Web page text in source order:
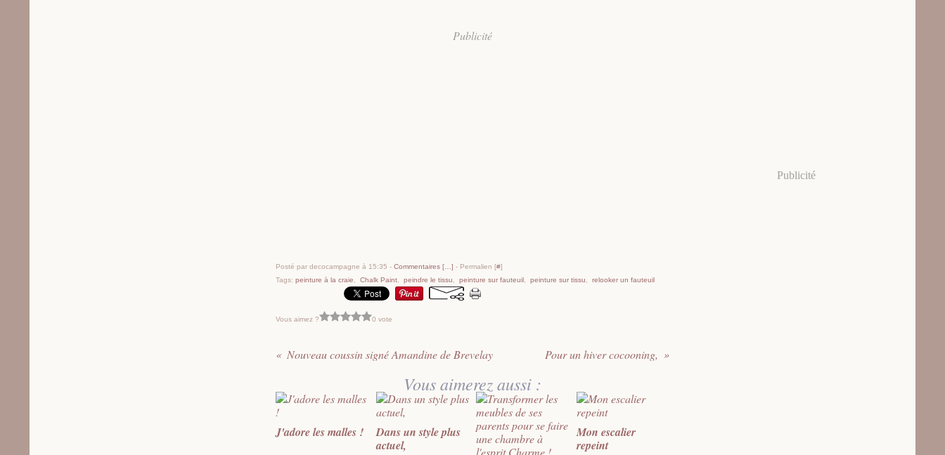
Publicité
Posté par decocampagne à 15:35 - Commentaires [ ] - Permalien [#]
Tags: peinture à la craie Chalk Paint peindre le tissu peinture sur fauteuil peinture sur tissu relooker un fauteuil
Vous aimez ? 0 vote
Nouveau coussin signé Amandine de Brevelay Pour un hiver cocooning,
Vous aimerez aussi :
J'adore les malles !
Dans un style plus
actuel,
Mon escalier
repeint
Publicité